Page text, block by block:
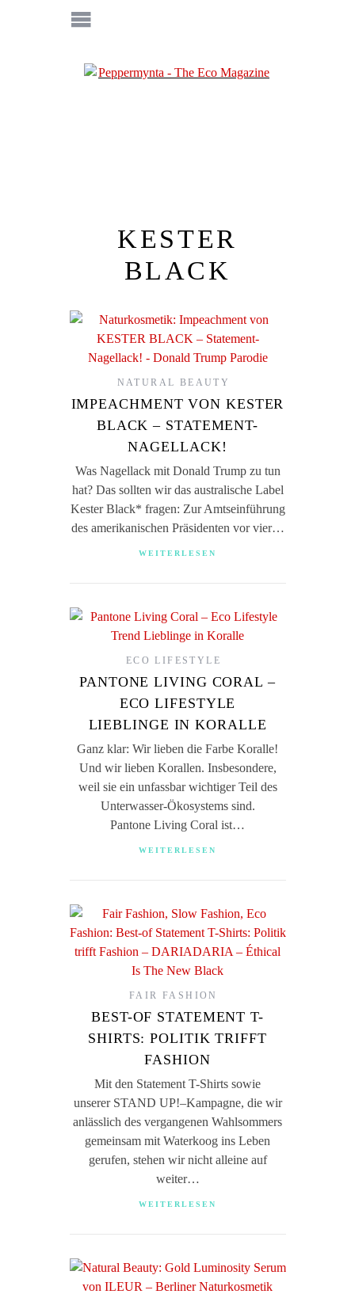
KESTER
BLACK
NATURAL BEAUTY
IMPEACHMENT VON KESTER
BLACK – STATEMENT-
NAGELLACK!
Was Nagellack mit Donald Trump zu tun
hat? Das sollten wir das australische Label
Kester Black* fragen: Zur Amtseinführung
des amerikanischen Präsidenten vor vier…
WEITERLESEN
ECO LIFESTYLE
PANTONE LIVING CORAL –
ECO LIFESTYLE
LIEBLINGE IN KORALLE
Ganz klar: Wir lieben die Farbe Koralle!
Und wir lieben Korallen. Insbesondere,
weil sie ein unfassbar wichtiger Teil des
Unterwasser-Ökosystems sind.
Pantone Living Coral ist…
WEITERLESEN
FAIR FASHION
BEST-OF STATEMENT T-
SHIRTS: POLITIK TRIFFT
FASHION
Mit den Statement T-Shirts sowie
unserer STAND UP!–Kampagne, die wir
anlässlich des vergangenen Wahlsommers
gemeinsam mit Waterkoog ins Leben
gerufen, stehen wir nicht alleine auf
weiter…
WEITERLESEN